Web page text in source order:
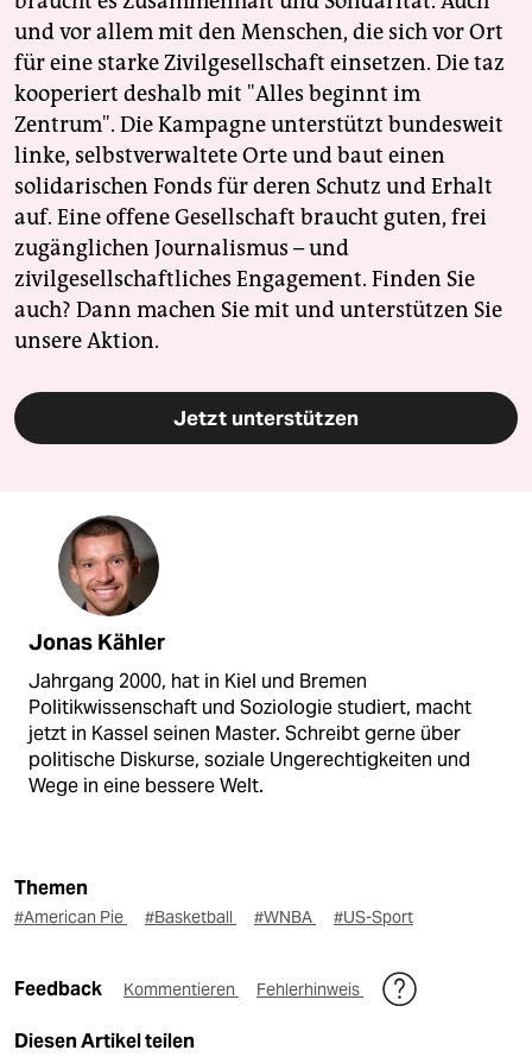
und vor allem mit den Menschen, die sich vor Ort
für eine starke Zivilgesellschaft einsetzen. Die taz
kooperiert deshalb mit "Alles beginnt im
Zentrum". Die Kampagne unterstützt bundesweit
linke, selbstverwaltete Orte und baut einen
solidarischen Fonds für deren Schutz und Erhalt
auf. Eine offene Gesellschaft braucht guten, frei
zugänglichen Journalismus – und
zivilgesellschaftliches Engagement. Finden Sie
auch? Dann machen Sie mit und unterstützen Sie
unsere Aktion.
Jetzt unterstützen
Jonas Kähler
Jahrgang 2000, hat in Kiel und Bremen
Politikwissenschaft und Soziologie studiert, macht
jetzt in Kassel seinen Master. Schreibt gerne über
politische Diskurse, soziale Ungerechtigkeiten und
Wege in eine bessere Welt.
Themen
#American Pie #Basketball #WNBA #US-Sport
Feedback Kommentieren Fehlerhinweis
Diesen Artikel teilen